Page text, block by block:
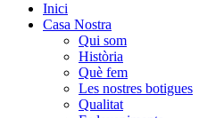
Inici
Casa Nostra
Qui som
Història
Què fem
Les nostres botigues
Qualitat